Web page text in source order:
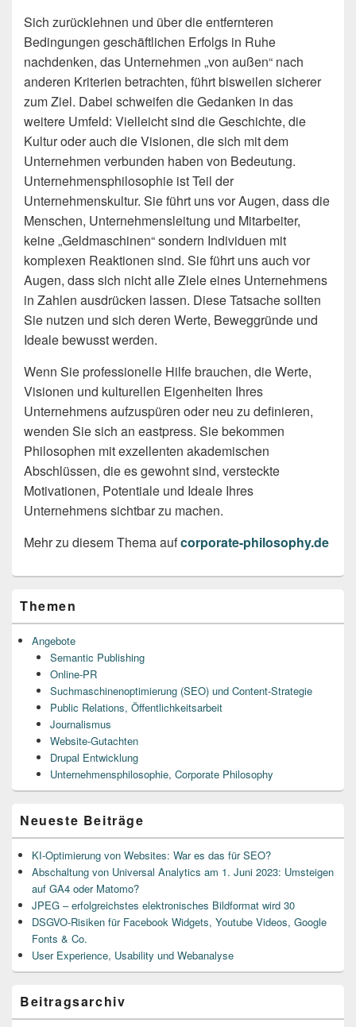
Sich zurücklehnen und über die entfernteren
Bedingungen geschäftlichen Erfolgs in Ruhe
nachdenken, das Unternehmen „von außen“ nach
anderen Kriterien betrachten, führt bisweilen sicherer
zum Ziel. Dabei schweifen die Gedanken in das
weitere Umfeld: Vielleicht sind die Geschichte, die
Kultur oder auch die Visionen, die sich mit dem
Unternehmen verbunden haben von Bedeutung.
Unternehmensphilosophie ist Teil der
Unternehmenskultur. Sie führt uns vor Augen, dass die
Menschen, Unternehmensleitung und Mitarbeiter,
keine „Geldmaschinen“ sondern Individuen mit
komplexen Reaktionen sind. Sie führt uns auch vor
Augen, dass sich nicht alle Ziele eines Unternehmens
in Zahlen ausdrücken lassen. Diese Tatsache sollten
Sie nutzen und sich deren Werte, Beweggründe und
Ideale bewusst werden.
Wenn Sie professionelle Hilfe brauchen, die Werte,
Visionen und kulturellen Eigenheiten Ihres
Unternehmens aufzuspüren oder neu zu definieren,
wenden Sie sich an eastpress. Sie bekommen
Philosophen mit exzellenten akademischen
Abschlüssen, die es gewohnt sind, versteckte
Motivationen, Potentiale und Ideale Ihres
Unternehmens sichtbar zu machen.
Mehr zu diesem Thema aufcorporate-philosophy.de
Sidebar
Widget
Area
Themen
Angebote
Semantic Publishing
Online-PR
Suchmaschinenoptimierung (SEO) und Content-Strategie
Public Relations, Öffentlichkeitsarbeit
Journalismus
Website-Gutachten
Drupal Entwicklung
Unternehmensphilosophie, Corporate Philosophy
Neueste Beiträge
KI-Optimierung von Websites: War es das für SEO?
Abschaltung von Universal Analytics am 1. Juni 2023: Umsteigen
auf GA4 oder Matomo?
JPEG – erfolgreichstes elektronisches Bildformat wird 30
DSGVO-Risiken für Facebook Widgets, Youtube Videos, Google
Fonts & Co.
User Experience, Usability und Webanalyse
Beitragsarchiv